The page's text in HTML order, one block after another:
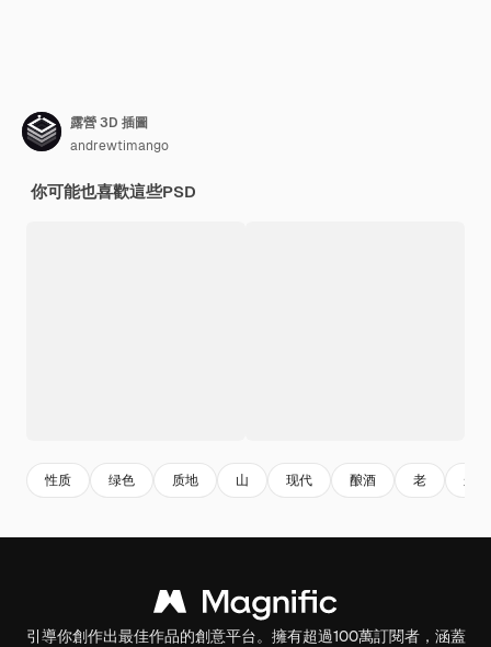
露營 3D 插圖
andrewtimango
你可能也喜歡這些PSD
性质 绿色 质地 山 现代 酿酒 老 船只
引導你創作出最佳作品的創意平台。擁有超過100萬訂閱者，涵蓋